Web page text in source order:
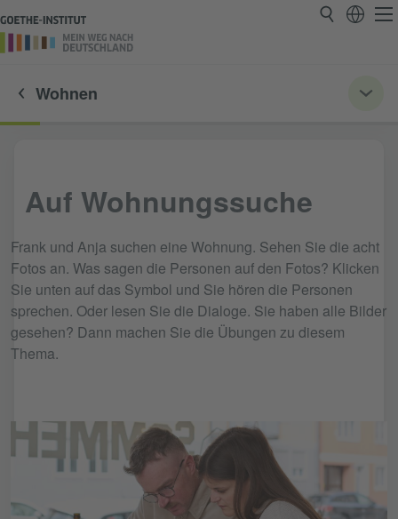
Wohnen
Auf Wohnungssuche
Frank und Anja suchen eine Wohnung. Sehen Sie die acht
Fotos an. Was sagen die Personen auf den Fotos? Klicken
Sie unten auf das Symbol und Sie hören die Personen
sprechen. Oder lesen Sie die Dialoge. Sie haben alle Bilder
gesehen? Dann machen Sie die Übungen zu diesem
Thema.